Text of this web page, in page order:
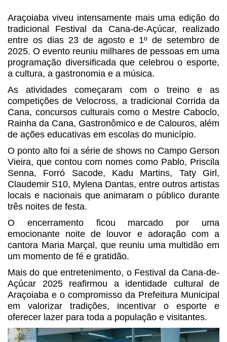
Araçoiaba viveu intensamente mais uma edição do
tradicional Festival da Cana-de-Açúcar, realizado
entre os dias 23 de agosto e 1º de setembro de
2025. O evento reuniu milhares de pessoas em uma
programação diversificada que celebrou o esporte,
a cultura, a gastronomia e a música.
As atividades começaram com o treino e as
competições de Velocross, a tradicional Corrida da
Cana, concursos culturais como o Mestre Caboclo,
Rainha da Cana, Gastronômico e de Calouros, além
de ações educativas em escolas do município.
O ponto alto foi a série de shows no Campo Gerson
Vieira, que contou com nomes como Pablo, Priscila
Senna, Forró Sacode, Kadu Martins, Taty Girl,
Claudemir S10, Mylena Dantas, entre outros artistas
locais e nacionais que animaram o público durante
três noites de festa.
O encerramento ficou marcado por uma
emocionante noite de louvor e adoração com a
cantora Maria Marçal, que reuniu uma multidão em
um momento de fé e gratidão.
Mais do que entretenimento, o Festival da Cana-de-
Açúcar 2025 reafirmou a identidade cultural de
Araçoiaba e o compromisso da Prefeitura Municipal
em valorizar tradições, incentivar o esporte e
oferecer lazer para toda a população e visitantes.